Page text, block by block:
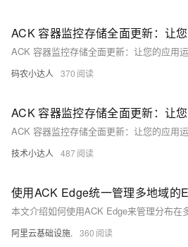
ACK 容器监控存储全面更新：让您的应用
码农小达人 370
技术小达人 487
使用ACK Edge统一管理多地域的
本文介绍如何使用ACK Edge来管理分布在
阿里云基础设施. 360